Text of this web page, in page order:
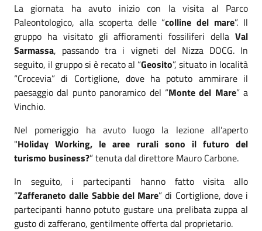
La giornata ha avuto inizio con la visita al Parco
Paleontologico, alla scoperta delle “colline del mare”. Il
gruppo ha visitato gli affioramenti fossiliferi della Val
Sarmassa, passando tra i vigneti del Nizza DOCG. In
seguito, il gruppo si è recato al “Geosito”, situato in località
“Crocevia” di Cortiglione, dove ha potuto ammirare il
paesaggio dal punto panoramico del “Monte del Mare” a
Vinchio.
Nel pomeriggio ha avuto luogo la lezione all’aperto
"Holiday Working, le aree rurali sono il futuro del
turismo business?” tenuta dal direttore Mauro Carbone.
In seguito, i partecipanti hanno fatto visita allo
“Zafferaneto dalle Sabbie del Mare” di Cortiglione, dove i
partecipanti hanno potuto gustare una prelibata zuppa al
gusto di zafferano, gentilmente offerta dal proprietario.